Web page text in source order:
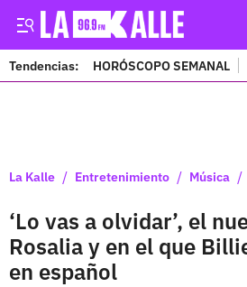
Tendencias: HORÓSCOPO SEMANAL
La Kalle / Entretenimiento / Música /
‘Lo vas a olvidar’, el
Rosalia y en el que
en español